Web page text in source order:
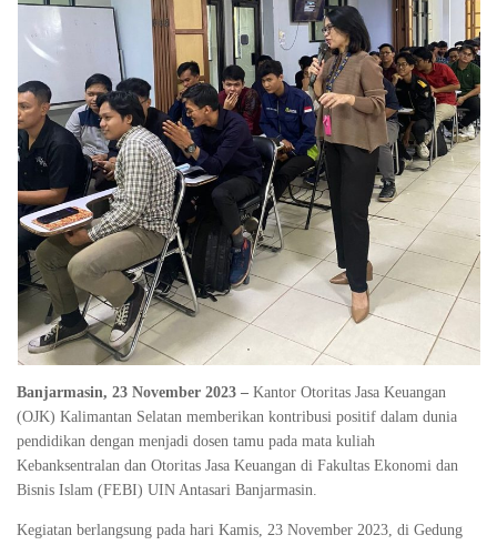
Banjarmasin, 23 November 2023 – Kantor Otoritas Jasa Keuangan
(OJK) Kalimantan Selatan memberikan kontribusi positif dalam dunia
pendidikan dengan menjadi dosen tamu pada mata kuliah
Kebanksentralan dan Otoritas Jasa Keuangan di Fakultas Ekonomi dan
Bisnis Islam (FEBI) UIN Antasari Banjarmasin.
Kegiatan berlangsung pada hari Kamis, 23 November 2023, di Gedung